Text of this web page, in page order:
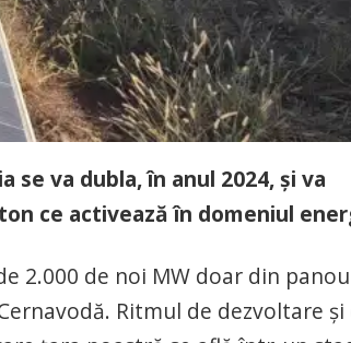
va dubla, în anul 2024, şi va
ce activează în domeniul
2.000 de noi MW doar din
Ritmul de dezvoltare şi